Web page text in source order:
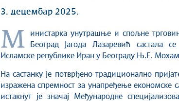
3. децембар 2025.
Министарка унутрашње и спољне трговине и Комесар EXPO 2027
Београд Јагода Лазаревић састала
Исламске републике Иран у Београду Њ.Е.
На састанку је потврђено традиционално
изражена спремност за унапређење економске
истакнут је значај Међународне